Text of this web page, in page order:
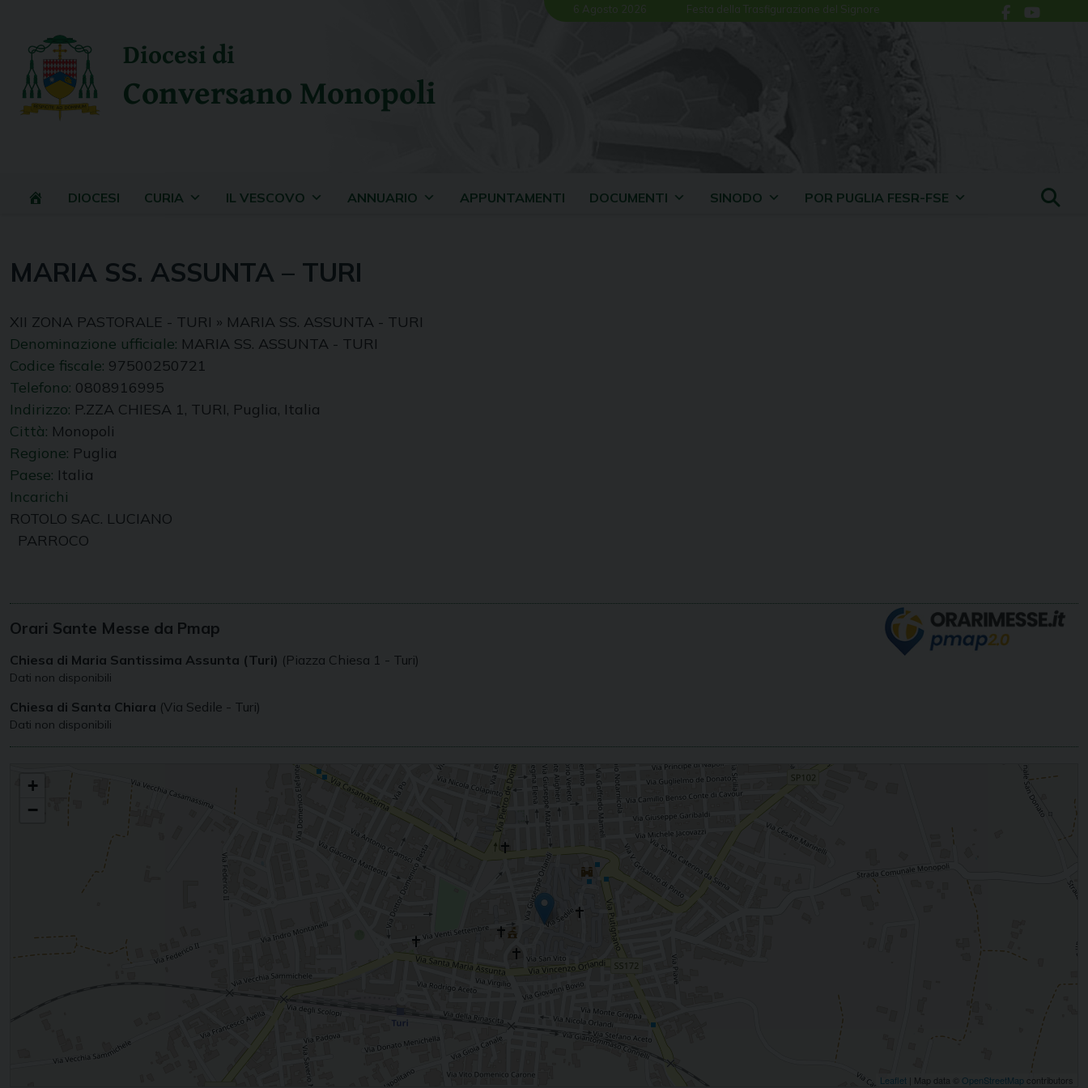
content
6 Agosto 2026 Festa della Trasfigurazione del Signore
Diocesi di
Conversano Monopoli
DIOCESI CURIA IL VESCOVO ANNUARIO APPUNTAMENTI DOCUMENTI SINODO POR PUGLIA FESR-FSE
MARIA SS. ASSUNTA – TURI
XII ZONA PASTORALE - TURI » MARIA SS. ASSUNTA - TURI
Denominazione ufficiale: MARIA SS. ASSUNTA - TURI
Codice fiscale: 97500250721
Telefono: 0808916995
Indirizzo: P.ZZA CHIESA 1, TURI, Puglia, Italia
Città: Monopoli
Regione: Puglia
Paese: Italia
Incarichi
ROTOLO SAC. LUCIANO
PARROCO
Orari Sante Messe da Pmap
Chiesa di Maria Santissima Assunta (Turi) (Piazza Chiesa 1 - Turi)
Dati non disponibili
Chiesa di Santa Chiara (Via Sedile - Turi)
Dati non disponibili
MARIA SS. ASSUNTA - TURI
+
−
Leaflet | Map data © OpenStreetMap contributors